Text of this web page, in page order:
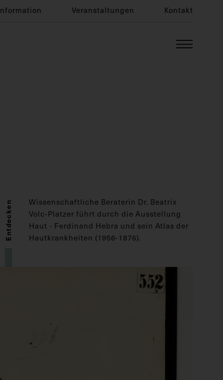
Veranstaltungen Kontakt
Entdecken
Wissenschaftliche Beraterin Dr. Beatrix
Volc-Platzer führt durch die Ausstellung
Haut - Ferdinand Hebra und sein Atlas der
Hautkrankheiten (1956-1876).